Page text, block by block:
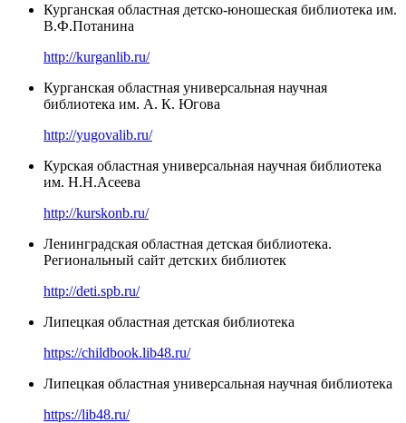
Курганская областная детско-юношеская библиотека им.
В.Ф.Потанина
http://kurganlib.ru/
Курганская областная универсальная научная
библиотека им. А. К. Югова
http://yugovalib.ru/
Курская областная универсальная научная библиотека
им. Н.Н.Асеева
http://kurskonb.ru/
Ленинградская областная детская библиотека.
Региональный сайт детских библиотек
http://deti.spb.ru/
Липецкая областная детская библиотека
https://childbook.lib48.ru/
Липецкая областная универсальная научная библиотека
https://lib48.ru/